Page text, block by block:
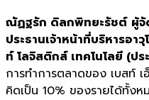
ณัฏฐรัก ดิลกพิทยะรัชต์ ผู้
ประธานเจ้าหน้าที่บริหารอา
ท์ โลจิสติกส์ เทคโนโลยี (ปร
การทำการตลาดของ เบสท์ เ
คิดเป็น 10% ของรายได้ทั้งห